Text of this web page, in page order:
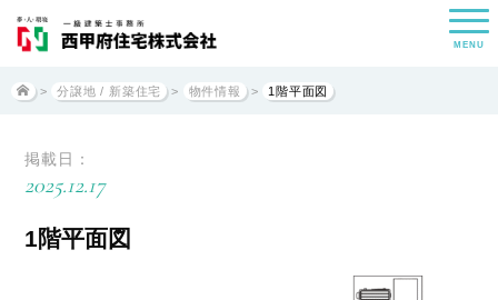
MENU
> 分譲地 / 新築住宅 > 物件情報 > 1階平面図
掲載日：
2025.12.17
1階平面図